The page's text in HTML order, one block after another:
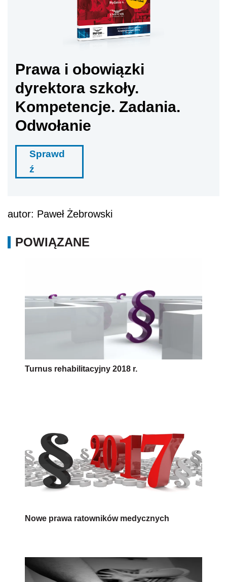
Prawa i obowiązki
dyrektora szkoły.
Kompetencje. Zadania.
Odwołanie
Sprawd
ź
autor: Paweł Żebrowski
POWIĄZANE
Turnus rehabilitacyjny 2018 r.
Nowe prawa ratowników medycznych